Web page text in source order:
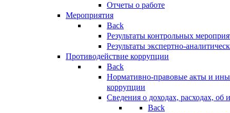
Отчеты о работе
Мероприятия
Back
Результаты контрольных
Результаты экспертно-
Противодействие коррупции
Back
Нормативно-правовые акты и
коррупции
Сведения о доходах, расходах, об
Back